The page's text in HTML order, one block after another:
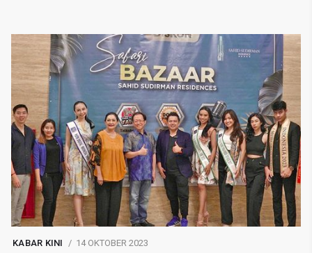
KABAR KINI 14 OKTOBER 2023